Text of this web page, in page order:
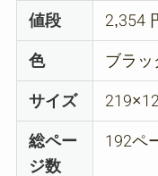
値段 2,354
色 ブラッ
サイズ
総ペー
ジ数
192ペ